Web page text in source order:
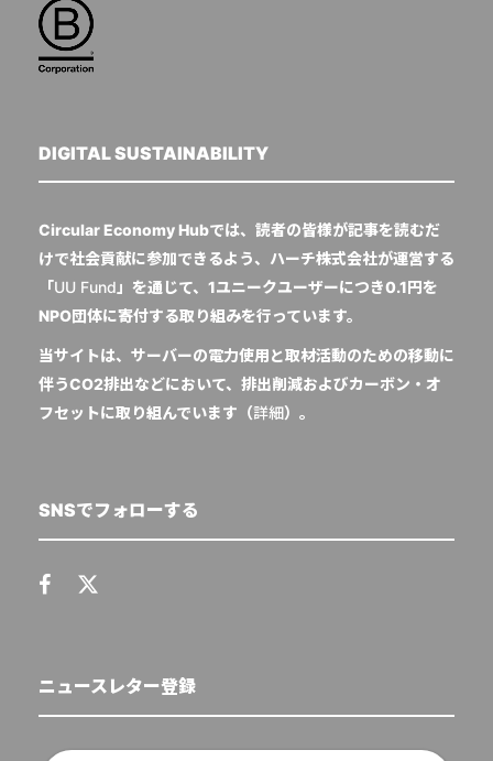
DIGITAL SUSTAINABILITY
Circular Economy Hubでは、読者の皆様が記事を読むだ
けで社会貢献に参加できるよう、ハーチ株式会社が運営する
「UU Fund 」を通じて、1ユニークユーザーにつき0.1円を
NPO団体に寄付する取り組みを行っています。
当サイトは、サーバーの電力使用と取材活動のための移動に
伴うCO2排出などにおいて、排出削減およびカーボン・オ
フセットに取り組んでいます（詳細）。
SNSでフォローする
ニュースレター登録